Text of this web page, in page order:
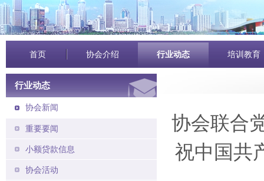
首页 协会介绍 行业动态 培训教育
行业动态
协会新闻
重要要闻
小额贷款信息
协会活动
协会联合
祝中国共